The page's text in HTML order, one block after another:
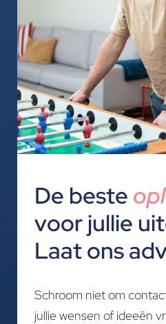
De beste
voor jullie
Laat ons
Schroom niet om
jullie wensen of ideeën